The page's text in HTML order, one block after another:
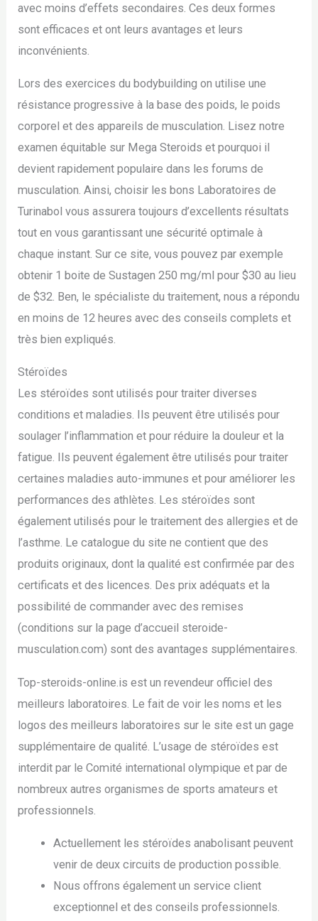
avec moins d’effets secondaires. Ces deux formes
sont efficaces et ont leurs avantages et leurs
inconvénients.
Lors des exercices du bodybuilding on utilise une
résistance progressive à la base des poids, le poids
corporel et des appareils de musculation. Lisez notre
examen équitable sur Mega Steroids et pourquoi il
devient rapidement populaire dans les forums de
musculation. Ainsi, choisir les bons Laboratoires de
Turinabol vous assurera toujours d’excellents résultats
tout en vous garantissant une sécurité optimale à
chaque instant. Sur ce site, vous pouvez par exemple
obtenir 1 boite de Sustagen 250 mg/ml pour $30 au lieu
de $32. Ben, le spécialiste du traitement, nous a répondu
en moins de 12 heures avec des conseils complets et
très bien expliqués.
Stéroïdes
Les stéroïdes sont utilisés pour traiter diverses
conditions et maladies. Ils peuvent être utilisés pour
soulager l’inflammation et pour réduire la douleur et la
fatigue. Ils peuvent également être utilisés pour traiter
certaines maladies auto-immunes et pour améliorer les
performances des athlètes. Les stéroïdes sont
également utilisés pour le traitement des allergies et de
l’asthme. Le catalogue du site ne contient que des
produits originaux, dont la qualité est confirmée par des
certificats et des licences. Des prix adéquats et la
possibilité de commander avec des remises
(conditions sur la page d’accueil steroide-
musculation.com) sont des avantages supplémentaires.
Top-steroids-online.is est un revendeur officiel des
meilleurs laboratoires. Le fait de voir les noms et les
logos des meilleurs laboratoires sur le site est un gage
supplémentaire de qualité. L’usage de stéroïdes est
interdit par le Comité international olympique et par de
nombreux autres organismes de sports amateurs et
professionnels.
Actuellement les stéroïdes anabolisant peuvent
venir de deux circuits de production possible.
Nous offrons également un service client
exceptionnel et des conseils professionnels.